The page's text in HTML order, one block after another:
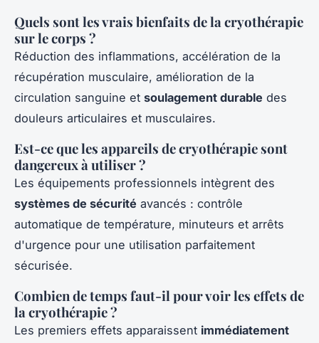
Quels sont les vrais bienfaits de la cryothérapie
sur le corps ?
Réduction des inflammations, accélération de la
récupération musculaire, amélioration de la
circulation sanguine et soulagement durable des
douleurs articulaires et musculaires.
Est-ce que les appareils de cryothérapie sont
dangereux à utiliser ?
Les équipements professionnels intègrent des
systèmes de sécurité avancés : contrôle
automatique de température, minuteurs et arrêts
d'urgence pour une utilisation parfaitement
sécurisée.
Combien de temps faut-il pour voir les effets de
la cryothérapie ?
Les premiers effets apparaissent immédiatement